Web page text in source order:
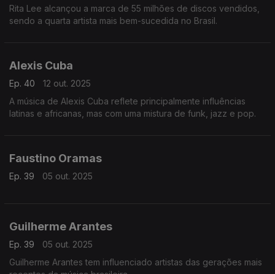
Rita Lee alcançou a marca de 55 milhões de discos vendidos,
sendo a quarta artista mais bem-sucedida no Brasil.
Alexis Cuba
Ep. 40
12 out. 2025
A música de Alexis Cuba reflete principalmente influências
latinas e africanas, mas com uma mistura de funk, jazz e pop.
Faustino Oramas
Ep. 39 05 out. 2025
Guilherme Arantes
Ep. 39
05 out. 2025
Guilherme Arantes tem influenciado artistas das gerações mais